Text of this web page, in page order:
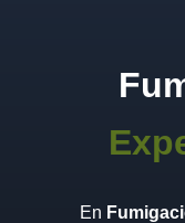
En